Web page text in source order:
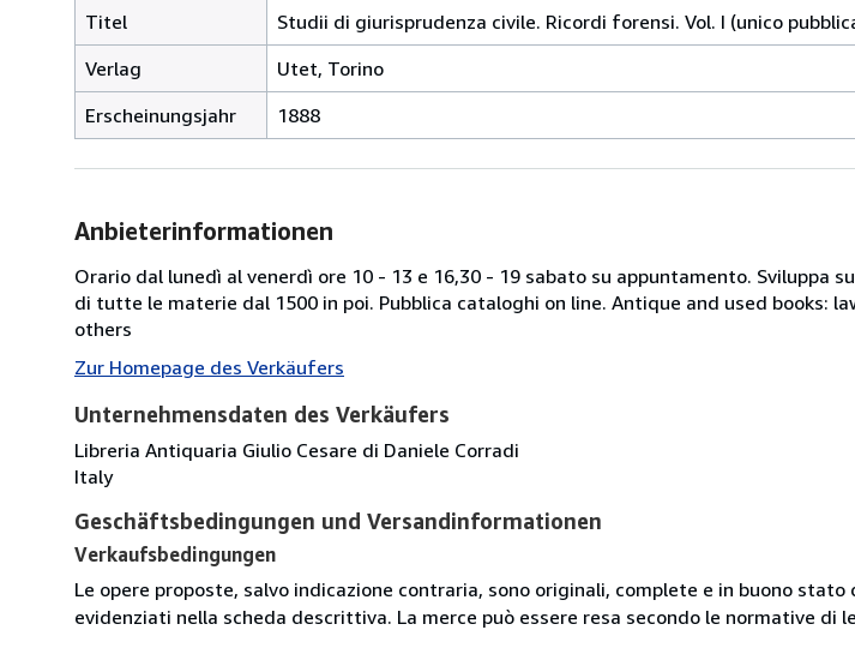
Titel
Studii di giurisprudenza civile. Ricordi forensi. Vol. I (unico
Verlag
Utet, Torino
Erscheinungsjahr
1888
Anbieterinformationen
Orario dal lunedì al venerdì ore 10 - 13 e 16,30 - 19 sabato su appuntamento. Sviluppa
di tutte le materie dal 1500 in poi. Pubblica cataloghi on line. Antique and used books:
others
Zur Homepage des Verkäufers
Unternehmensdaten des Verkäufers
Libreria Antiquaria Giulio Cesare di Daniele Corradi
Italy
Geschäftsbedingungen und Versandinformationen
Verkaufsbedingungen
Le opere proposte, salvo indicazione contraria, sono originali, complete e in buono
evidenziati nella scheda descrittiva. La merce può essere resa secondo le normative di